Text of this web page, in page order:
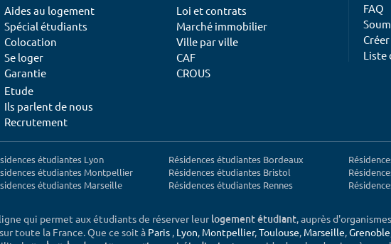
Aides au logement
Spécial étudiants
Colocation
Se loger
Garantie
Loi et contrats
Marché immobilier
Ville par ville
CAF
CROUS
Etude
Ils parlent de nous
Recrutement
FAQ
Liste
étudiantes Lyon
étudiantes Montpellier
étudiantes Marseille
Résidences étudiantes Bordeaux
Résidences étudiantes Bristol
Résidences étudiantes Rennes
qui permet aux étudiants de réserver leurlogement étudiant, auprès
toute la France. Que ce soit à Paris , Lyon, Montpellier,Toulouse, Marseille,Grenoble